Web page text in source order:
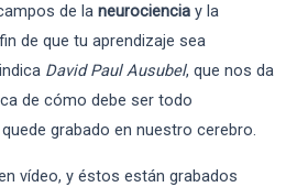
de la neurociencia y la
de que tu aprendizaje sea
David Paul Ausubel, que nos da
de cómo debe ser todo
grabado en nuestro cerebro.
vídeo, y éstos están grabados